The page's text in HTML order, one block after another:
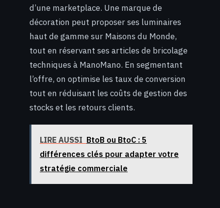
d’une marketplace. Une marque de
décoration peut proposer ses luminaires
haut de gamme sur Maisons du Monde,
tout en réservant ses articles de bricolage
techniques à ManoMano. En segmentant
l’offre, on optimise les taux de conversion
tout en réduisant les coûts de gestion des
stocks et les retours clients.
LIRE AUSSI BtoB ou BtoC : 5
différences clés pour adapter votre
stratégie commerciale